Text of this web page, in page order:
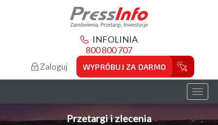
INFOLINIA
800 800 707
Zaloguj WYPRÓBUJ ZA DARMO
Toggle
Przetargi i zlecenia